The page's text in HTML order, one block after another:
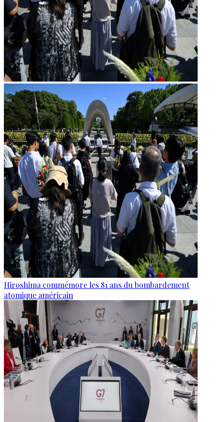
Hiroshima commémore les 81 ans du bombardement
atomique américain